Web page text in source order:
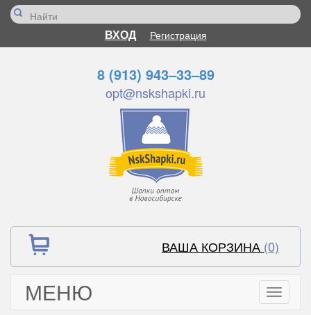
ВХОД Регистрация
8 (913) 943–33–89
opt@nskshapki.ru
ВАША КОРЗИНА (0)
МЕНЮ
Toggle